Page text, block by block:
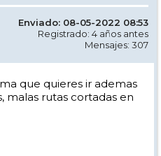
Enviado: 08-05-2022 08:53
Registrado: 4 años antes
Mensajes: 307
que quieres ir ademas
malas rutas cortadas en